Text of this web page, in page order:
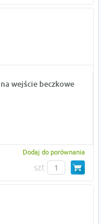
wejście beczkowe
Dodaj do porównania
szt